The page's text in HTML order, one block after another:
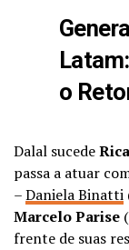
o
Dalal sucede
passa a atuar
–Daniela Binatti
Marcelo Parise
frente de suas